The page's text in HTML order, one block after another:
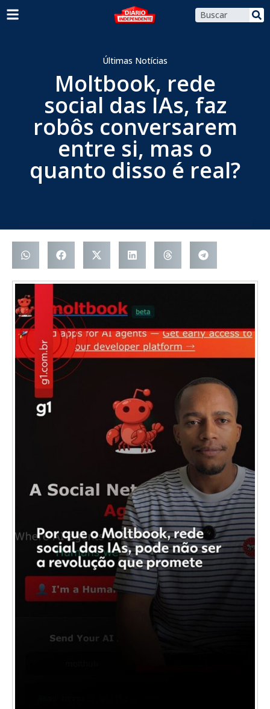
Últimas Notícias
Moltbook, rede
social das IAs, faz
robôs conversarem
entre si, mas o
quanto disso é real?